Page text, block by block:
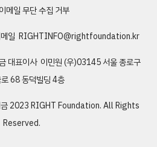
이메일 무단 수집 거부
일 RIGHTINFO@rightfoundation.kr
대표이사 이민원(우)03145 서울 종로구
68 동덕빌딩 4층
2023 RIGHT Foundation. All Rights
Reserved.